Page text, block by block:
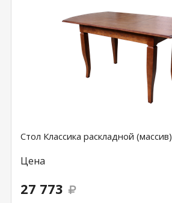
Стол Классика раскладной (массив)
Цена
27 773